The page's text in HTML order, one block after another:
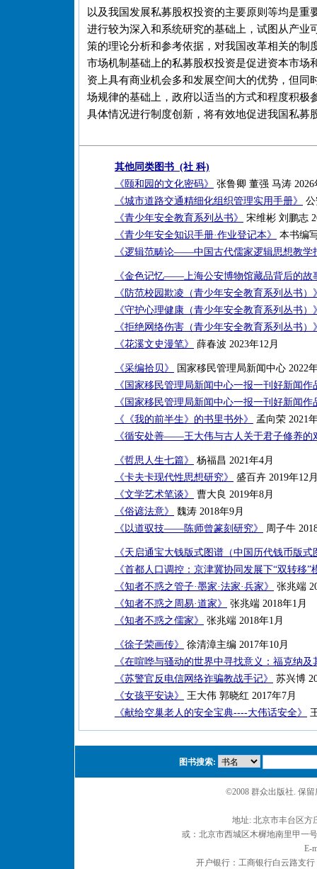
以及我国发展私募股权投资的主要原则等均是
进行较为深入和系统研究的基础上，试图从产
策的理论分析和参考依据，对我国改革相关的
市场机制基础上的私募股权投资是促进资本市
资上具有商业机会多和发展空间大的优势，但
场规律的基础上，政府以适当的方式和程度积
具体情况进行制度创新，将有效地促进我国私募
其他同类图书 (社 科)
《颐和园的文化密码》
张鲁卿 董强 马涛 2026
《城市道路交通精细化组织管理实用手册》
《青少年安全教育系列丛书》
宋维彬 刘鹏志
《青少年安全知识手册·作业登记本》
本书编
《逻辑范畴论——中国古代儒家逻辑思想教学
《金色记忆——上海公安博物馆藏品背后的故
《防范校园欺凌（青少年安全教育系列丛书）
《守护心理健康（青少年安全教育系列丛书）
《拒绝网络伤害（青少年安全教育系列丛书）
《花溪文史漫笔》
薛春波 2023年12月
《采编拾贝》
国家移民管理局新闻中心 2022
《国家移民管理局新闻中心一报一刊好新闻作
《国家移民管理局新闻中心一报一刊好新闻作
《《我的前半生》的书里书外》
孟向荣 2021
《循安处善——王大伟与古人关于君子修养的
《哲思人生七篇》
杨福昌 2021年4月
《卡夫卡现代性思想研究》
盛百卉 2019年12
《文学艺术笔谈》
曹大良 2019年8月
《俗谚法意》
魏涛 2018年9月
《以道驭技——陈师曾篆刻研究》
周子牛
《天启通宝大钱版式图谱（中国历代钱币版式
《首都人口调控：京津冀协同发展下“双转移”
《知者不惑之管子·墨家·法家·兵家》
张兆端
《知者不惑之周易·道家》
张兆端 2018年1月
《知者不惑之儒家》
张兆端 2018年1月
《徐子荣画传》
徐清漳主编 2017年10月
《在喧哗与骚动的世界中寻找意义：福克纳及
《苏警官反电信网络诈骗教战手记》
苏兴博
《女孩平安诀》
王大伟 郭晓红 2017年7月
《献给空巢老人的安全宝典----大伟话安全》
图书搜索:
©2008 群众出版社. 保
地址: 北京市丰台区
或：北京市西城区木樨地南里甲一
E-
开户银行：工商银行白云路支